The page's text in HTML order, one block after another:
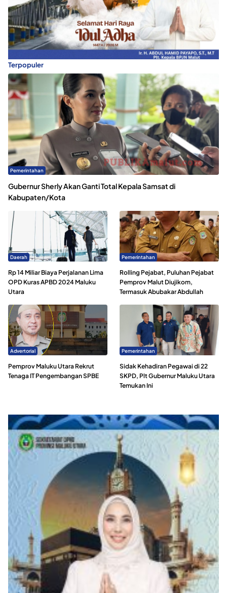
Terpopuler
Pemerintahan
Gubernur Sherly Akan Ganti Total Kepala Samsat di
Kabupaten/Kota
Daerah
Rp 14 Miliar Biaya Perjalanan Lima
OPD Kuras APBD 2024 Maluku
Utara
Pemerintahan
Rolling Pejabat, Puluhan Pejabat
Pemprov Malut Diujikom,
Termasuk Abubakar Abdullah
Advertorial
Pemprov Maluku Utara Rekrut
Tenaga IT Pengembangan SPBE
Pemerintahan
Sidak Kehadiran Pegawai di 22
SKPD, Plt Gubernur Maluku Utara
Temukan Ini